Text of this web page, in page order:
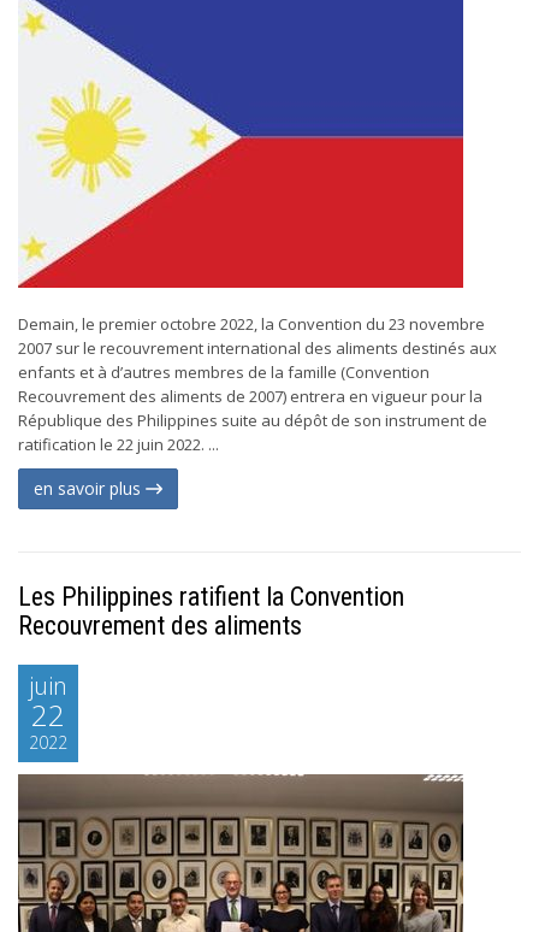
Demain, le premier octobre 2022, la Convention du 23 novembre
2007 sur le recouvrement international des aliments destinés aux
enfants et à d’autres membres de la famille (Convention
Recouvrement des aliments de 2007) entrera en vigueur pour la
République des Philippines suite au dépôt de son instrument de
ratification le 22 juin 2022. ...
en savoir plus
Les Philippines ratifient la Convention
Recouvrement des aliments
juin
22
2022